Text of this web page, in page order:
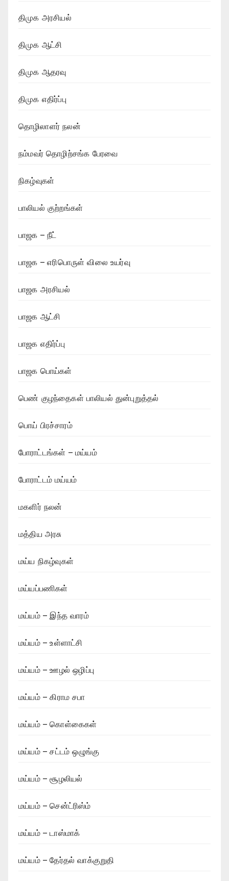
திமுக அரசியல்
திமுக ஆட்சி
திமுக ஆதரவு
திமுக எதிர்ப்பு
தொழிலாளர் நலன்
நம்மவர் தொழிற்சங்க பேரவை
நிகழ்வுகள்
பாலியல் குற்றங்கள்
பாஜக – நீட்
பாஜக – எரிபொருள் விலை உயர்வு
பாஜக அரசியல்
பாஜக ஆட்சி
பாஜக எதிர்ப்பு
பாஜக பொய்கள்
பெண் குழந்தைகள் பாலியல் துன்புறுத்தல்
பொய் பிரச்சாரம்
போராட்டங்கள் – மய்யம்
போராட்டம் மய்யம்
மகளிர் நலன்
மத்திய அரசு
மய்ய நிகழ்வுகள்
மய்யப்பணிகள்
மய்யம் – இந்த வாரம்
மய்யம் – உள்ளாட்சி
மய்யம் – ஊழல் ஒழிப்பு
மய்யம் – கிராம சபா
மய்யம் – கொள்கைகள்
மய்யம் – சட்டம் ஒழுங்கு
மய்யம் – சூழலியல்
மய்யம் – சென்ட்ரிஸ்ம்
மய்யம் – டாஸ்மாக்
மய்யம் – தேர்தல் வாக்குறுதி